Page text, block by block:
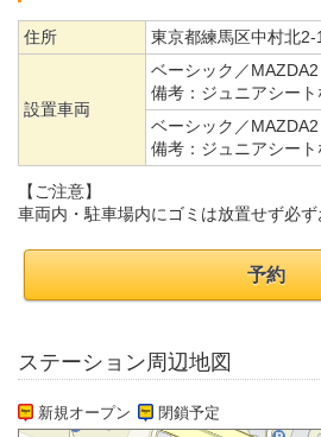
住所 東京都練馬区中村北2-
設置車両
ベーシック／MAZDA2
備考： ジュニアシート
ベーシック／MAZDA2
備考： ジュニアシート
【ご注意】
車両内・駐車場内にゴミは放置せず必ず
予約
ステーション周辺地図
新規オープン 閉鎖予定